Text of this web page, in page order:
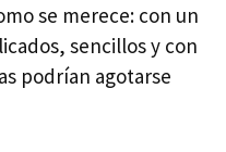
se merece: con un
sencillos y con
podrían agotarse